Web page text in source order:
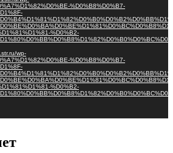
%D0%B8%D0%B7-
%D0%B2-
wp-
%D0%B8%D0%B7-
%D0%B2-